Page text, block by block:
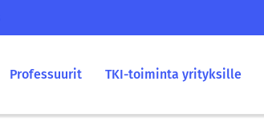
Professuurit TKI-toiminta yrityksille